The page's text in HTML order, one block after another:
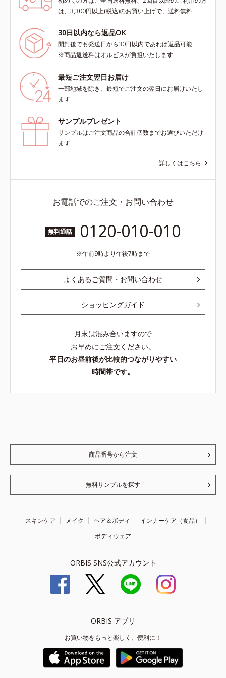
は、3,300円以上(税込)のお買い上げで、送料無料
30日以内なら返品OK
開封後でも発送日から30日以内であれば返品可能
※商品返送料はオルビスが負担いたします
最短ご注文翌日お届け
一部地域を除き、最短でご注文の翌日にお届けいたし
ます
サンプルプレゼント
サンプルはご注文商品の合計個数までお選びいただけ
ます
詳しくはこちら
お電話でのご注文・お問い合わせ
無料通話 0120-010-010
午前9時より午後7時まで
よくあるご質問・お問い合わせ
ショッピングガイド
月末は混み合いますので
お早めにご注文ください。
平日のお昼前後が比較的つながりやすい
時間帯です。
商品番号から注文
無料サンプルを探す
スキンケア メイク ヘア＆ボディ
インナーケア（食品）
ボディウェア
ORBIS SNS公式アカウント
ORBIS アプリ
お買い物をもっと楽しく、便利に！